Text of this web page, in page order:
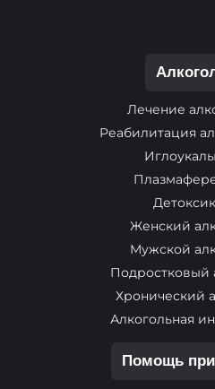
Лечение
Реабилитация
Женский
Мужской
Подростковый
Хронический
Алкогольная
Помощь при